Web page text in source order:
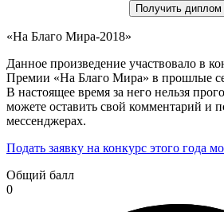
Получить диплом
«На Благо Мира-2018»
Данное произведение участвовало в
Премии «На Благо Мира» в прошлые
В настоящее время за него нельзя
можете оставить свой комментарий и
мессенджерах.
Подать заявку на конкурс этого года
Общий балл
0